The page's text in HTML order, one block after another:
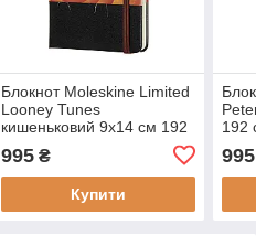
Блокнот Moleskine Limited
Looney Tunes
кишеньковий 9х14 см 192
(8058647621098)
995₴
Купити
192
995